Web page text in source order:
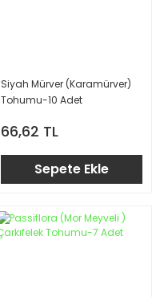
Siyah Mürver (Karamürver)
Tohumu-10 Adet
66,62 TL
Sepete Ekle